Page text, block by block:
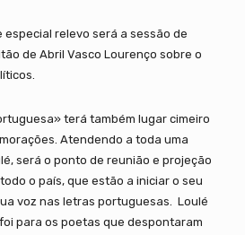
especial relevo será a sessão de
de Abril Vasco Lourenço sobre o
terá também lugar cimeiro
Atendendo a toda uma
será o ponto de reunião e projeção
o país, que estão a iniciar o seu
voz nas letras portuguesas. Loulé
para os poetas que despontaram